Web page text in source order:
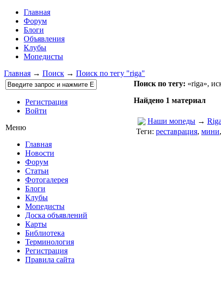
Главная
Форум
Блоги
Объявления
Клубы
Мопедисты
Главная → Поиск → Поиск по тегу "riga"
Регистрация
Войти
Меню
Главная
Новости
Форум
Статьи
Фотогалерея
Блоги
Клубы
Мопедисты
Доска объявлений
Карты
Библиотека
Терминология
Регистрация
Правила сайта
Поиск по тегу: «riga»,
Найдено 1 материал
Наши мопеды →
Теги: реставрация, мини